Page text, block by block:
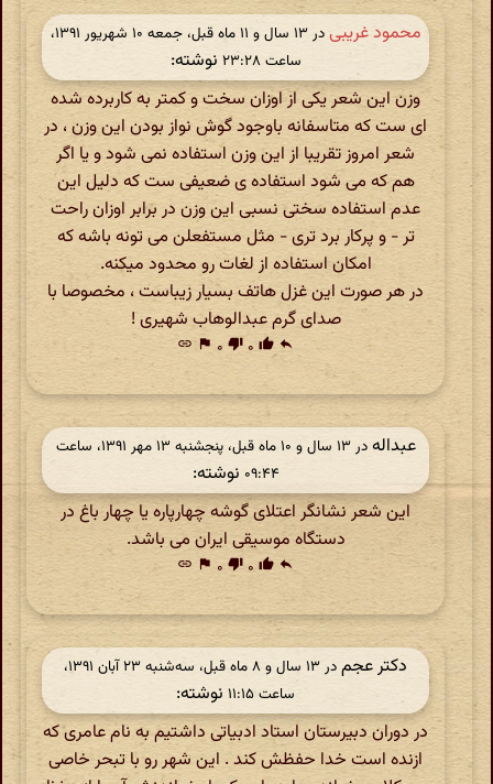
محمود غریبی
در ‫۱۳ سال و ۱۱ ماه قبل، جمعه ۱۰ شهریور ۱۳۹۱،
ساعت ۲۳:۲۸
نوشته:
وزن این شعر یکی از اوزان سخت و کمتر به کاربرده شده
ای ست که متاسفانه باوجود گوش نواز بودن این وزن ، در
شعر امروز تقریبا از این وزن استفاده نمی شود و یا اگر
هم که می شود استفاده ی ضعیفی ست که دلیل این
عدم استفاده سختی نسبی این وزن در برابر اوزان راحت
تر - و پرکار برد تری - مثل مستفعلن می تونه باشه که
امکان استفاده از لغات رو محدود میکنه.
در هر صورت این غزل هاتف بسیار زیباست ، مخصوصا با
صدای گرم عبدالوهاب شهیری !
reply
thumb_up ۰ thumb_down ۰ flag
link
عبداله
در ‫۱۳ سال و ۱۰ ماه قبل، پنجشنبه ۱۳ مهر ۱۳۹۱، ساعت
۰۹:۴۴ نوشته:
این شعر نشانگر اعتلای گوشه چهارپاره یا چهار باغ در
دستگاه موسیقی ایران می باشد.
reply
thumb_up ۰ thumb_down ۰ flag
link
دکتر عجم
در ‫۱۳ سال و ۸ ماه قبل، سه‌شنبه ۲۳ آبان ۱۳۹۱،
ساعت ۱۱:۱۵
نوشته:
در دوران دبیرستان استاد ادبیاتی داشتیم به نام عامری که
ازنده است خدا حفظش کند . این شهر رو با تبحر خاصی